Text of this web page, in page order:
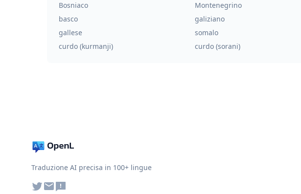
Bosniaco
Montenegrino
basco
galiziano
gallese
somalo
curdo (kurmanji)
curdo (sorani)
Traduzione AI precisa in 100+ lingue